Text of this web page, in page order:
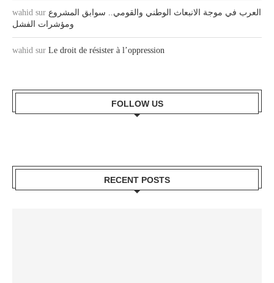
wahid sur العرب في موجة الانبعاث الوطني والقومي.. سوابق المشروع
ومؤشرات الفشل
wahid sur Le droit de résister à l’oppression
FOLLOW US
RECENT POSTS